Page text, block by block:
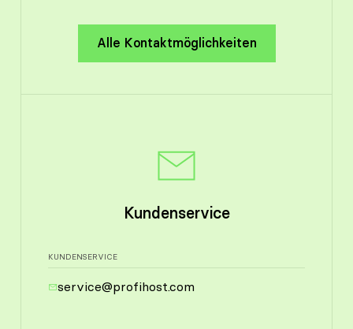
Alle Kontaktmöglichkeiten
Kundenservice
KUNDENSERVICE
service@profihost.com